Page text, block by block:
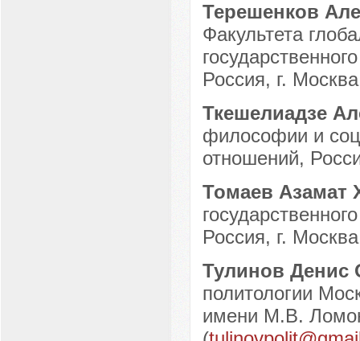
Терешенков
Факультета
Россия, г.
Ткешелиадзе
философии и
отношений,
Томаев Азамат
Россия, г.
Тулинов Денис
политологии
имени М.В.